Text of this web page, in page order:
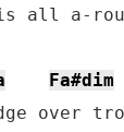
all a-
Fa#dim
over